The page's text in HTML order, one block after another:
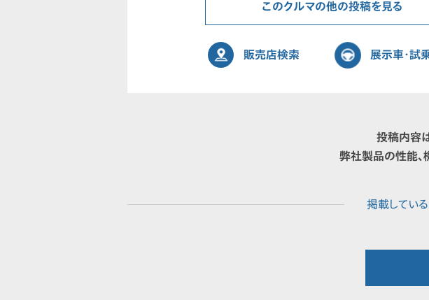
このクルマの他の投稿を見る
販売店検索 展示車・試
投稿内容
弊社製品の性能、